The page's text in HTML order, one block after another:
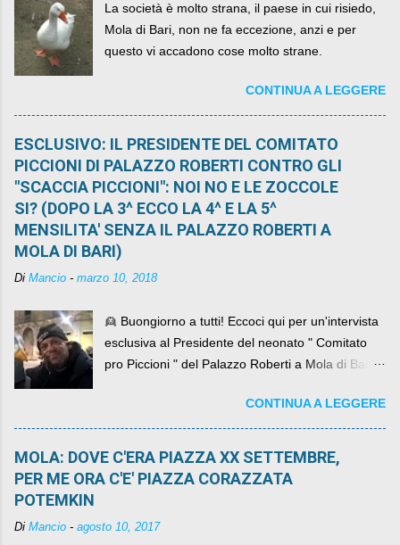
La società è molto strana, il paese in cui risiedo,
Mola di Bari, non ne fa eccezione, anzi e per
questo vi accadono cose molto strane.
CONTINUA A LEGGERE
ESCLUSIVO: IL PRESIDENTE DEL COMITATO
PICCIONI DI PALAZZO ROBERTI CONTRO GLI
"SCACCIA PICCIONI": NOI NO E LE ZOCCOLE
SI? (DOPO LA 3^ ECCO LA 4^ E LA 5^
MENSILITA' SENZA IL PALAZZO ROBERTI A
MOLA DI BARI)
Di Mancio - marzo 10, 2018
👱 Buongiorno a tutti! Eccoci qui per un'intervista
esclusiva al Presidente del neonato " Comitato
pro Piccioni " del Palazzo Roberti a Mola di Bari ,
come definirlo... signor?....CONTINUA A LEGGERE
MOLA: DOVE C'ERA PIAZZA XX SETTEMBRE,
PER ME ORA C'E' PIAZZA CORAZZATA
POTEMKIN
Di Mancio - agosto 10, 2017